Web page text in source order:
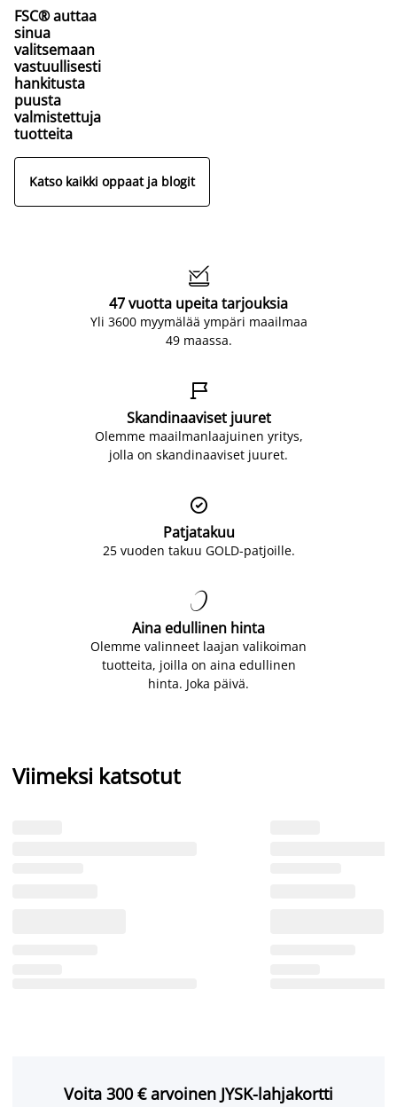
FSC® auttaa
sinua
valitsemaan
vastuullisesti
hankitusta
puusta
valmistettuja
tuotteita
Katso kaikki oppaat ja blogit

47 vuotta upeita tarjouksia
Yli 3600 myymälää ympäri maailmaa
49 maassa.

Skandinaaviset juuret
Olemme maailmanlaajuinen yritys,
jolla on skandinaaviset juuret.

Patjatakuu
25 vuoden takuu GOLD-patjoille.

Aina edullinen hinta
Olemme valinneet laajan valikoiman
tuotteita, joilla on aina edullinen
hinta. Joka päivä.
Viimeksi katsotut
Voita 300 € arvoinen JYSK-lahjakortti